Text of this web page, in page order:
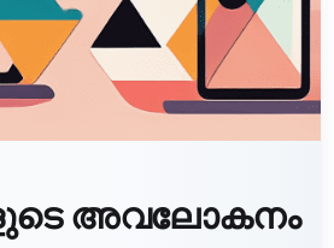
അവലോകനം